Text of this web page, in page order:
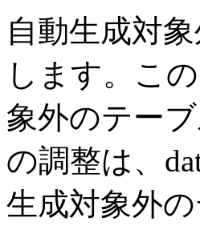
自動生成対
します。こ
象外のテー
の調整は、
生成対象外の